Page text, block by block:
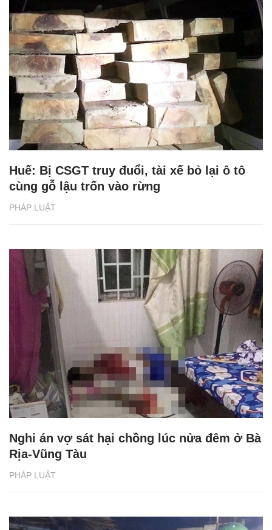
PHÁP LUẬT
Huế: Bị CSGT truy đuổi, tài xế bỏ lại ô tô
cùng gỗ lậu trốn vào rừng
PHÁP LUẬT
Nghi án vợ sát hại chồng lúc nửa đêm ở Bà
Rịa-Vũng Tàu